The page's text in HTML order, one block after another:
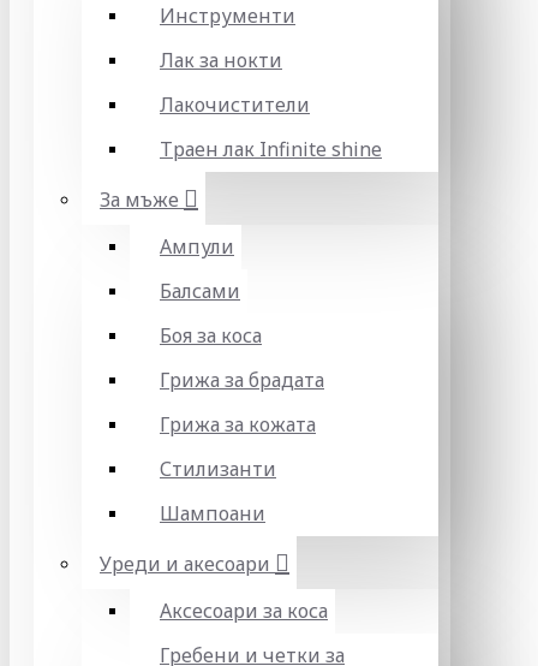
Инструменти
Лак за нокти
Лакочистители
Траен лак Infinite shine
За мъже
Ампули
Балсами
Боя за коса
Грижа за брадата
Грижа за кожата
Стилизанти
Шампоани
Уреди и акесоари
Аксесоари за коса
Гребени и четки за